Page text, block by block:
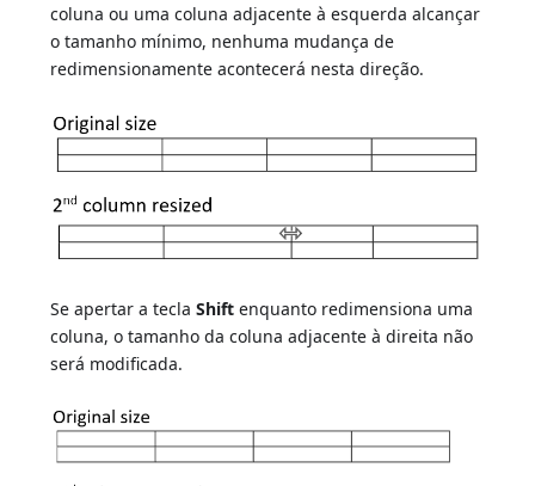
coluna ou uma coluna adjacente à esquerda alcançar
o tamanho mínimo, nenhuma mudança de
redimensionamente acontecerá nesta direção.
Se apertar a teclaShift enquanto redimensiona uma
coluna, o tamanho da coluna adjacente à direita não
será modificada.